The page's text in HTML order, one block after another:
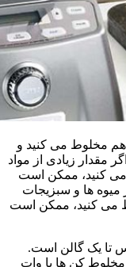
هم مخلوط می کنید و
مقدار زیادی از مواد
مخلوط می کنید، ممکن است
میوه ها و سبزیجات
هم مخلوط می کنید، ممکن است
کن ها بین 3-14 فنجان یا 8 اونس تا یک گالن است.
کن ها با وات